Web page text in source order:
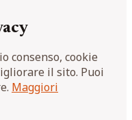
consenso, cookie
il sito. Puoi
Maggiori